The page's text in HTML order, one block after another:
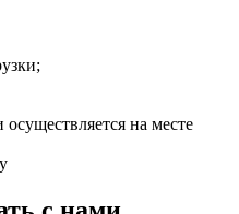
на месте